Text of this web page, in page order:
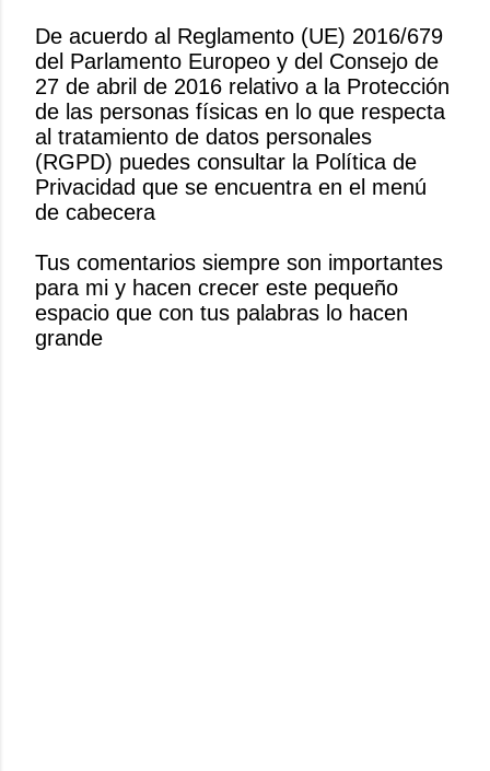
P
u
b
l
i
c
a
u
n
c
o
De acuerdo al Reglamento (UE) 2016/679
del Parlamento Europeo y del Consejo de
27 de abril de 2016 relativo a la Protección
de las personas físicas en lo que respecta
al tratamiento de datos personales
(RGPD) puedes consultar la Política de
Privacidad que se encuentra en el menú
de cabecera
Tus comentarios siempre son importantes
para mi y hacen crecer este pequeño
espacio que con tus palabras lo hacen
grande